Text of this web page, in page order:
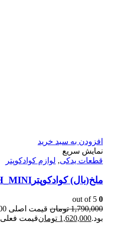
افزودن به سبد خرید
نمایش سریع
قطعات یدکی, لوازم کوادکوپتر
ملخ(بال) کوادکوپترFAITH_MINI
0
1,790,000 تومان
بود.1,620,000 تومانقیمت فعلی 1,620,000 تومان است.